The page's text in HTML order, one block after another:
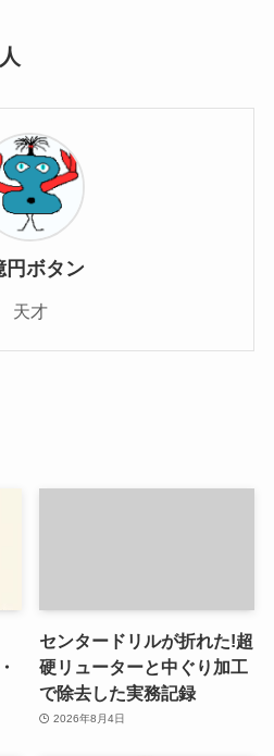
円ボタン
天才
センタードリルが折れた!超
硬リューターと中ぐり加工
で除去した実務記録
2026年8月4日